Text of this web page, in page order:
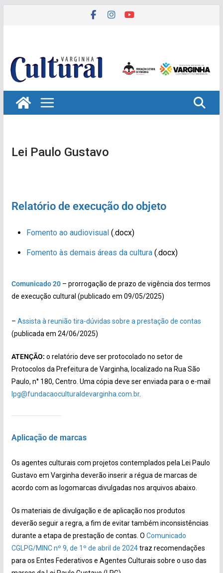
Lei Paulo Gustavo
Relatório de execução do objeto
Fomento ao audiovisual(.docx)
Fomento às demais áreas da cultura(.docx)
Comunicado 20– prorrogação de prazo de vigência dos termos
de execução cultural (publicado em 09/05/2025)
– Assista à reunião tira-dúvidas sobre a prestação de contas
(publicada em 24/06/2025)
ATENÇÃO: o relatório deve ser protocolado no setor de
Protocolos da Prefeitura de Varginha, localizado na Rua São
Paulo, n° 180, Centro. Uma cópia deve ser enviada para o e-mail
lpg@fundacaoculturaldevarginha.com.br.
Aplicação de marcas
Os agentes culturais com projetos contemplados pela Lei Paulo
Gustavo em Varginha deverão inserir a régua de marcas de
acordo com as logomarcas divulgadas nos arquivos abaixo.
Os materiais de divulgação e de aplicação nos produtos
deverão seguir a regra, a fim de evitar também inconsistências
durante a etapa de prestação de contas. O Comunicado
CGLPG/MINC nº 9, de 1º de abril de 2024traz recomendações
para os Entes Federativos e Agentes Culturais sobre o uso das